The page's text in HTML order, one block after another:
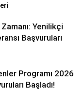
Yenilikçi
Başvuruları
Programı 2026
Başladı!